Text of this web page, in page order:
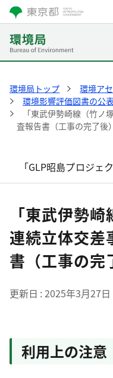
環境局トップ 環境ア
環境影響評価図書の公表
「東武伊勢崎線（竹
査報告書（工事の完了後）
「GLP昭島プロジェ
「東武伊勢
連続立体交差
書（工事の完
更新日 2025年3月27日
利用上の注意